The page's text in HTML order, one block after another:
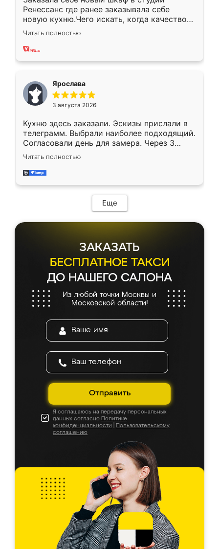
Ренессанс где ранее заказывала себе
новую кухню.Чего искать, когда качеством
вполне довольна. Служит кухня уже почти
два года, нареканий нет.
Читать полностью
Ярослава
3 августа 2026
Кухню здесь заказали. Эскизы прислали в
телеграмм. Выбрали наиболее подходящий.
Согласовали день для замера. Через 3
недели кухня была уже готова. Остались
довольны работой. Спасибо Ренессанс
мебель за качественную работу!
Читать полностью
Еще
ЗАКАЗАТЬ
БЕСПЛАТНОЕ ТАКСИ
ДО НАШЕГО САЛОНА
Из любой точки Москвы и
Московской области!
Отправить
Я соглашаюсь на передачу персональных
данных согласно Политике
конфиденциальности
Пользовательскому
соглашению